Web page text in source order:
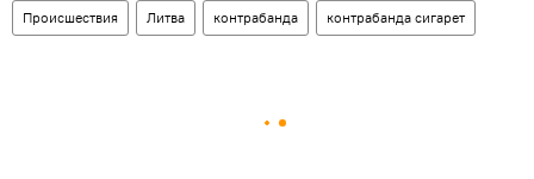
Происшествия Литва контрабанда контрабанда сигарет